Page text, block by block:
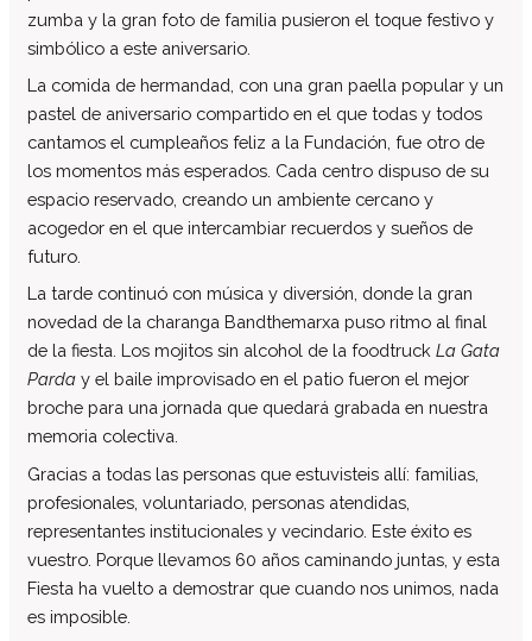
Equipo Multidisciplinario de Soporte
Voluntari@s
Donaciones
Proyectos
Noticias
zumba y la gran foto de familia pusieron el toque festivo y
simbólico a este aniversario.
La comida de hermandad, con una gran paella popular y un
pastel de aniversario compartido en el que todas y todos
cantamos el cumpleaños feliz a la Fundación, fue otro de
los momentos más esperados. Cada centro dispuso de su
espacio reservado, creando un ambiente cercano y
acogedor en el que intercambiar recuerdos y sueños de
futuro.
La tarde continuó con música y diversión, donde la gran
novedad de la charanga Bandthemarxa puso ritmo al final
de la fiesta. Los mojitos sin alcohol de la foodtruck La Gata
Parda y el baile improvisado en el patio fueron el mejor
broche para una jornada que quedará grabada en nuestra
memoria colectiva.
Gracias a todas las personas que estuvisteis allí: familias,
profesionales, voluntariado, personas atendidas,
representantes institucionales y vecindario. Este éxito es
vuestro. Porque llevamos 60 años caminando juntas, y esta
Fiesta ha vuelto a demostrar que cuando nos unimos, nada
es imposible.